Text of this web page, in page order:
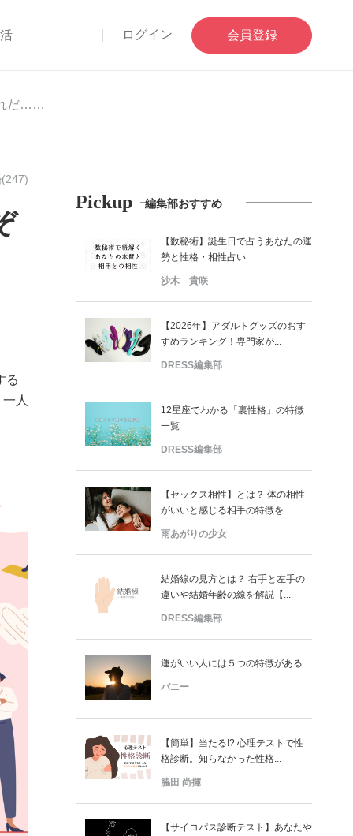
ログイン 会員登録
れだ……
る
人
Pickup 編集部おすすめ
【数秘術】誕生日で占うあなたの運
勢と性格・相性占い
沙木 貴咲
【2026年】アダルトグッズのおす
すめランキング！専門家が...
DRESS編集部
12星座でわかる「裏性格」の特徴
一覧
DRESS編集部
【セックス相性】とは？ 体の相性
がいいと感じる相手の特徴を...
雨あがりの少女
結婚線の見方とは？ 右手と左手の
違いや結婚年齢の線を解説【...
DRESS編集部
運がいい人には５つの特徴がある
バニー
【簡単】当たる!? 心理テストで性
格診断。知らなかった性格...
脇田 尚揮
【サイコパス診断テスト】あなたや